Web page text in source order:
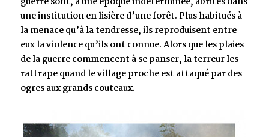
une institution en lisière d’une forêt. Plus habitués à
la menace qu’à la tendresse, ils reproduisent entre
eux la violence qu’ils ont connue. Alors que les plaies
de la guerre commencent à se panser, la terreur les
rattrape quand le village proche est attaqué par des
ogres aux grands couteaux.